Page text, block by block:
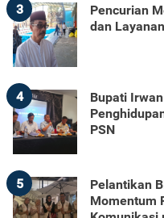
3
Pencurian
dan
4
Bupati
PSN
5
Pelantikan
Momentum